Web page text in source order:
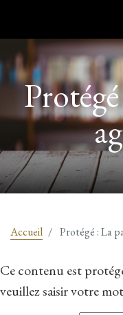
Accueil Protégé : La
Ce contenu est
veuillez saisir votre